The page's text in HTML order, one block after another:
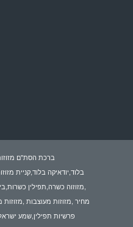
ברכת הסת"ם
בלוד,יודאיקה בלוד,קניית
,מזוזוה כשרה,תפילין
מחיר ,מזוזות מעוצבות